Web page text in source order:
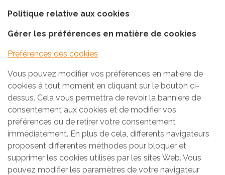
Politique relative aux cookies
Gérer les préférences en matière de cookies
Préférences des cookies
Vous pouvez modifier vos préférences en matière de
cookies à tout moment en cliquant sur le bouton ci-
dessus. Cela vous permettra de revoir la bannière de
consentement aux cookies et de modifier vos
préférences ou de retirer votre consentement
immédiatement. En plus de cela, différents navigateurs
proposent différentes méthodes pour bloquer et
supprimer les cookies utilisés par les sites Web. Vous
pouvez modifier les paramètres de votre navigateur